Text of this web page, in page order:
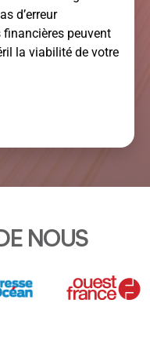
d’erreur
peuvent
la viabilité de votre
NOUS